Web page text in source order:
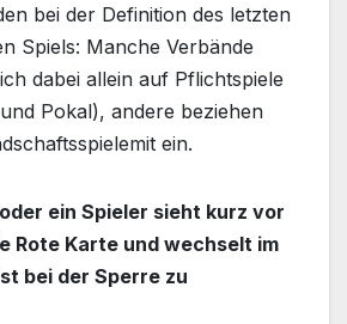
bei der Definition des letzten
Spiels: Manche Verbände
dabei allein auf Pflichtspiele
Pokal), andere beziehen
ein.
ein Spieler sieht kurz vor
Rote Karte und wechselt im
bei der Sperre zu